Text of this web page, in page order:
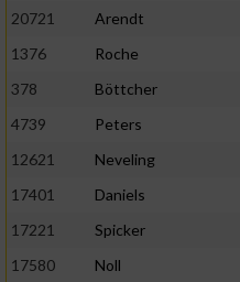
20721
Arendt
1376
Roche
378
Böttcher
4739
Peters
12621
Neveling
17401
Daniels
17221
Spicker
17580
Noll